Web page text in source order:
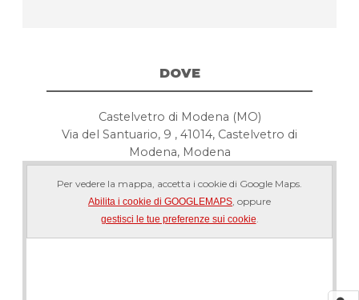
DOVE
Castelvetro di Modena (MO)
Via del Santuario, 9 , 41014, Castelvetro di
Modena, Modena
Per vedere la mappa, accetta i cookie di Google Maps.
Abilita i cookie di GOOGLEMAPS, oppure
gestisci le tue preferenze sui cookie.